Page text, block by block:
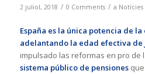
2 juliol, 2018 / 0 Comments / a Notícies
España es la única potencia de
adelantando la edad efectiva de
impulsado las reformas en pro de
sistema público de pensionesque